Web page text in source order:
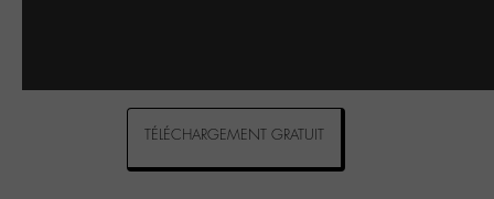
TÉLÉCHARGEMENT GRATUIT